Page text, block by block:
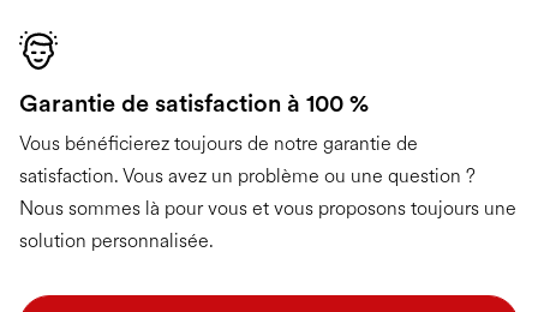
Garantie de satisfaction à 100 %
Vous bénéficierez toujours de notre garantie de
satisfaction. Vous avez un problème ou une question ?
Nous sommes là pour vous et vous proposons toujours une
solution personnalisée.